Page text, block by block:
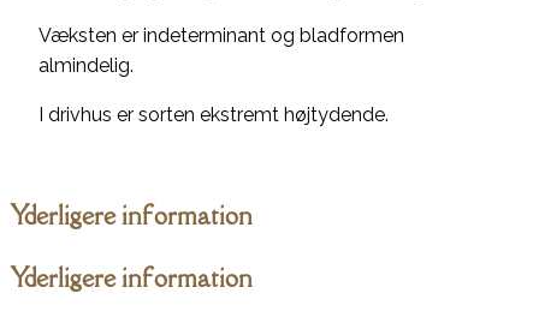
Væksten er indeterminant og bladformen
almindelig.
I drivhus er sorten ekstremt højtydende.
Yderligere information
Yderligere information